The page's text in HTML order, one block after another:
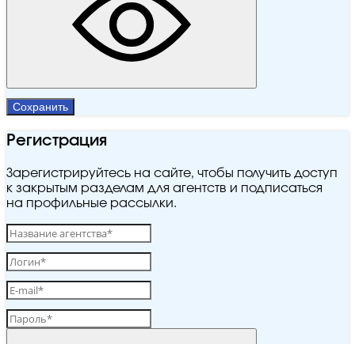
Сохранить
Регистрация
Зарегистрируйтесь на сайте, чтобы получить доступ
к закрытым разделам для агентств и подписаться
на профильные рассылки.